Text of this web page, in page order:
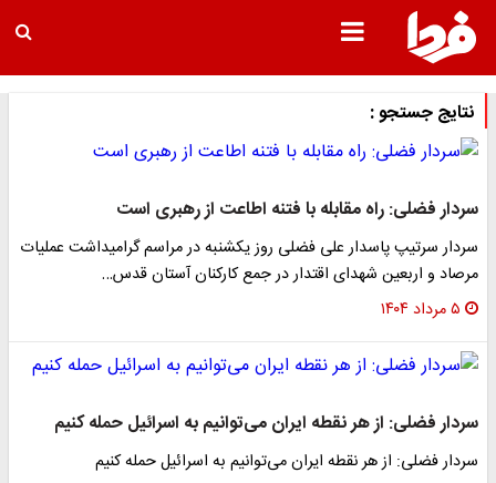
نتایج جستجو :
سردار فضلی: راه مقابله با فتنه اطاعت از رهبری است
سردار سرتیپ پاسدار علی فضلی روز یکشنبه در مراسم گرامیداشت عملیات
مرصاد و اربعین شهدای اقتدار در جمع کارکنان آستان قدس…
۵ مرداد ۱۴۰۴
سردار فضلی: از هر نقطه ایران می‌توانیم به اسرائیل حمله کنیم
سردار فضلی: از هر نقطه ایران می‌توانیم به اسرائیل حمله کنیم